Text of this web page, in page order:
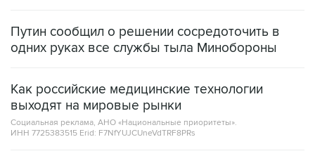
Путин сообщил о решении сосредоточить в
одних руках все службы тыла Минобороны
Как российские медицинские технологии
выходят на мировые рынки
Социальная реклама, АНО «Национальные приоритеты».
ИНН 7725383515 Erid: F7NfYUJCUneVdTRF8PRs